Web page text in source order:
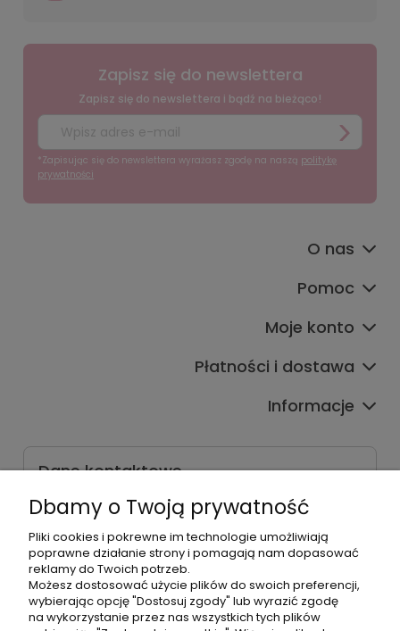
Zapisz się do newslettera
Zapisz się do newslettera i bądź na bieżąco!
*Zapisując się do newslettera wyrażasz zgodę na naszą politykę
prywatności
O nas
Pomoc
Moje konto
Płatności i dostawa
Informacje
Dane kontaktowe
Pon.-Pt. 9:00-17:00
Telefon:
+48500660700
E-mail:
biuro@hurtowniahellonails.pl
Dbamy o Twoją prywatność
Pliki cookies i pokrewne im technologie umożliwiają
poprawne działanie strony i pomagają nam dopasować
reklamy do Twoich potrzeb.
Możesz dostosować użycie plików do swoich preferencji,
wybierając opcję "Dostosuj zgody" lub wyrazić zgodę
na wykorzystanie przez nas wszystkich tych plików